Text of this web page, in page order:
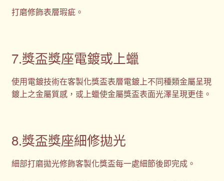
打磨修飾表層瑕疵。
7.獎盃獎座電鍍或上蠟
使用電鍍技術在客製化獎盃表層電鍍上不同種類金屬呈現
鍍上之金屬質感，或上蠟使金屬獎盃表面光澤呈現更佳。
8.獎盃獎座細修拋光
細部打磨拋光修飾客製化獎盃每一處細節後即完成。